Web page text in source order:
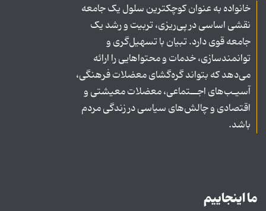
خانواده به عنوان کوچکترین سلول یک جامعه
نقشی اساسی در پی‌ریزی، تربیت و رشد یک
جامعه قوی دارد. تبیان با تسهیل‌گری و
توانمندسازی، خدمات و محتواهایی را ارائه
می‌دهد که بتواند گره‌گشای معضلات فرهنگی،
آسیـب‌های اجــتماعی، معضلات معیشتی و
اقتصادی و چالش‌های سیاسی در زندگی مردم
باشد.
ما اینجاییم